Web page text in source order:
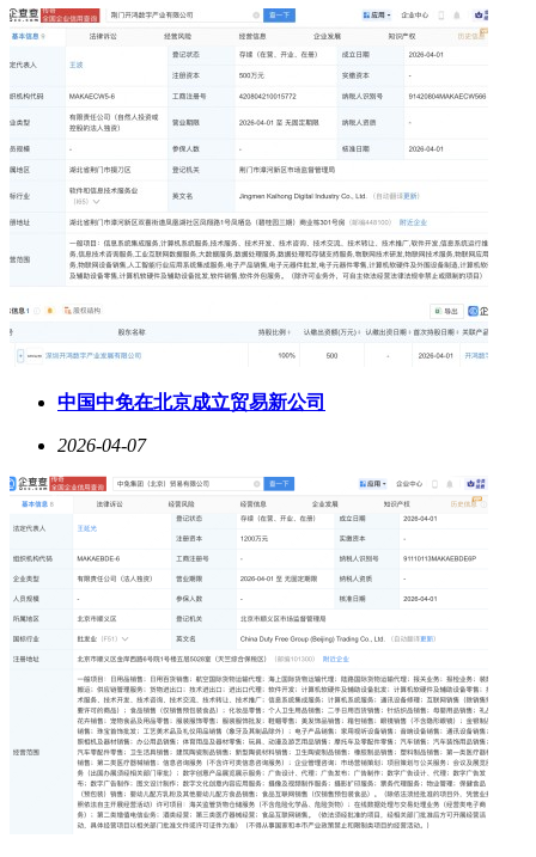
中国中免在北京成立贸易新公司
2026-04-07